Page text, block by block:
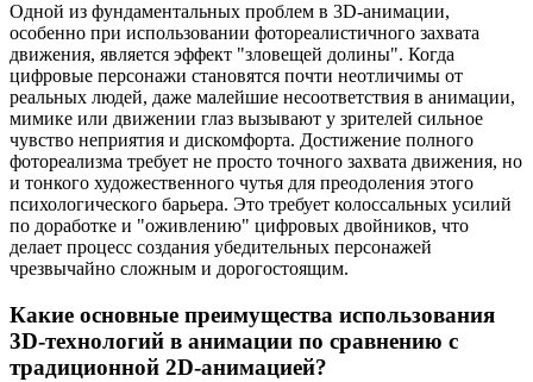
Одной из фундаментальных проблем в 3D-анимации,
особенно при использовании фотореалистичного захвата
движения, является эффект "зловещей долины". Когда
цифровые персонажи становятся почти неотличимы от
реальных людей, даже малейшие несоответствия в анимации,
мимике или движении глаз вызывают у зрителей сильное
чувство неприятия и дискомфорта. Достижение полного
фотореализма требует не просто точного захвата движения, но
и тонкого художественного чутья для преодоления этого
психологического барьера. Это требует колоссальных усилий
по доработке и "оживлению" цифровых двойников, что
делает процесс создания убедительных персонажей
чрезвычайно сложным и дорогостоящим.
Какие основные преимущества использования
3D-технологий в анимации по сравнению с
традиционной 2D-анимацией?